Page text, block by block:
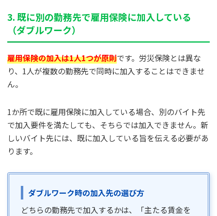
3. 既に別の勤務先で雇用保険に加入している
（ダブルワーク）
雇用保険の加入は1人1つが原則です。労災保険とは異な
り、1人が複数の勤務先で同時に加入することはできませ
ん。
1か所で既に雇用保険に加入している場合、別のバイト先
で加入要件を満たしても、そちらでは加入できません。新
しいバイト先には、既に加入している旨を伝える必要があ
ります。
ダブルワーク時の加入先の選び方
どちらの勤務先で加入するかは、「主たる賃金を